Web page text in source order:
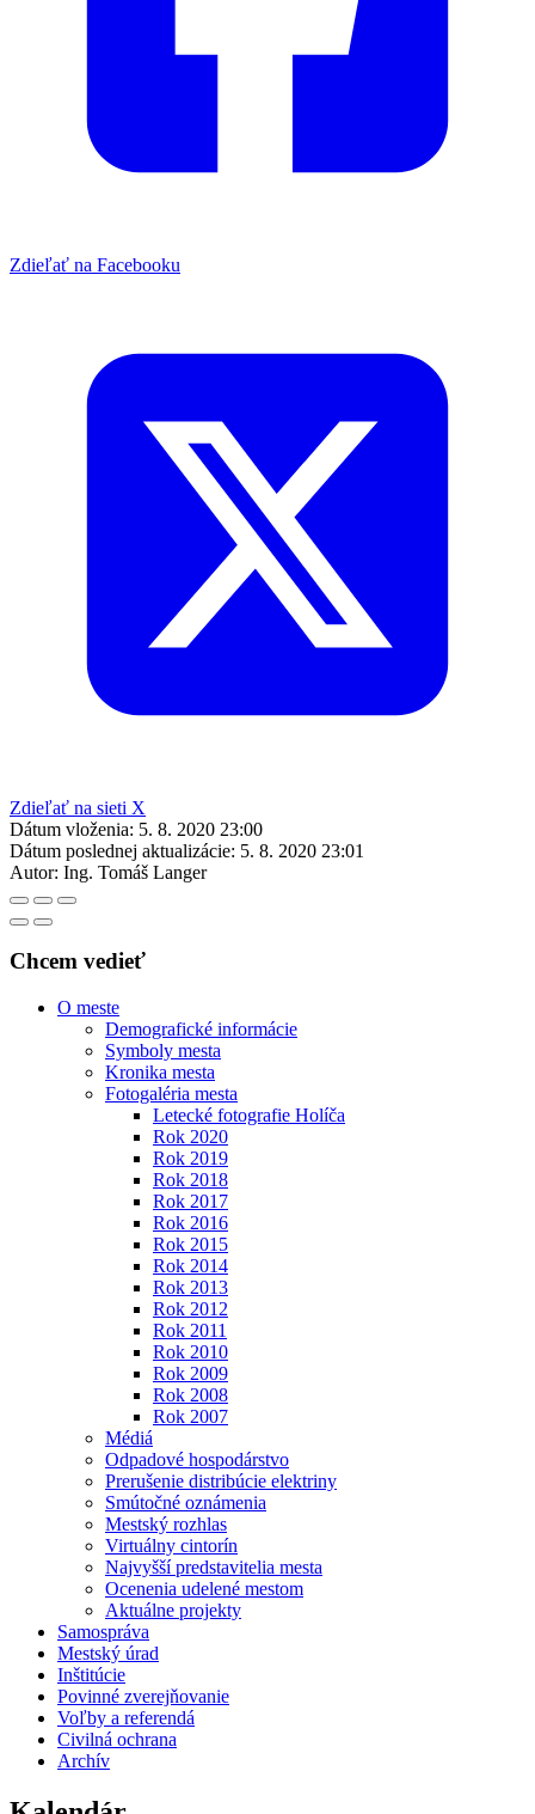
Zdieľať na Facebooku
Zdieľať na sieti X
Dátum vloženia: 5. 8. 2020 23:00
Dátum poslednej aktualizácie: 5. 8. 2020 23:01
Autor: Ing. Tomáš Langer
Chcem vedieť
O meste
Demografické informácie
Symboly mesta
Kronika mesta
Fotogaléria mesta
Letecké fotografie Holíča
Rok 2020
Rok 2019
Rok 2018
Rok 2017
Rok 2016
Rok 2015
Rok 2014
Rok 2013
Rok 2012
Rok 2011
Rok 2010
Rok 2009
Rok 2008
Rok 2007
Médiá
Odpadové hospodárstvo
Prerušenie distribúcie elektriny
Smútočné oznámenia
Mestský rozhlas
Virtuálny cintorín
Najvyšší predstavitelia mesta
Ocenenia udelené mestom
Aktuálne projekty
Samospráva
Mestský úrad
Inštitúcie
Povinné zverejňovanie
Voľby a referendá
Civilná ochrana
Archív